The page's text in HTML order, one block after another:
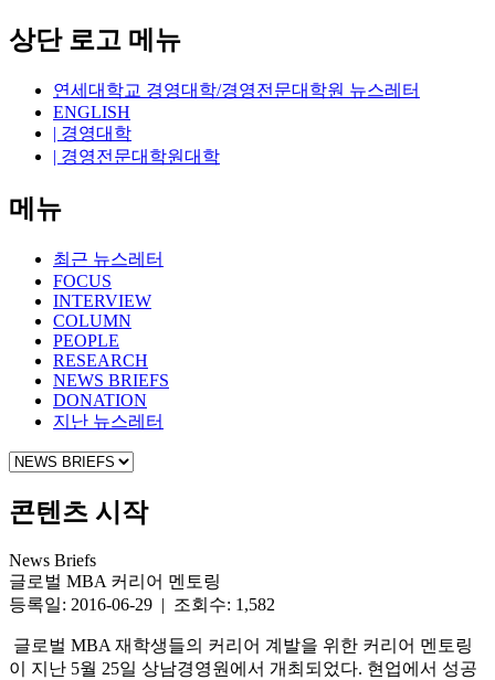
상단 로고 메뉴
연세대학교 경영대학/경영전문대학원 뉴스레터
ENGLISH
| 경영대학
| 경영전문대학원대학
메뉴
최근 뉴스레터
FOCUS
INTERVIEW
COLUMN
PEOPLE
RESEARCH
NEWS BRIEFS
DONATION
지난 뉴스레터
콘텐츠 시작
News Briefs
글로벌 MBA 커리어 멘토링
등록일: 2016-06-29 | 조회수: 1,582
글로벌 MBA 재학생들의 커리어 계발을 위한 커리어 멘토링
이 지난 5월 25일 상남경영원에서 개최되었다. 현업에서 성공